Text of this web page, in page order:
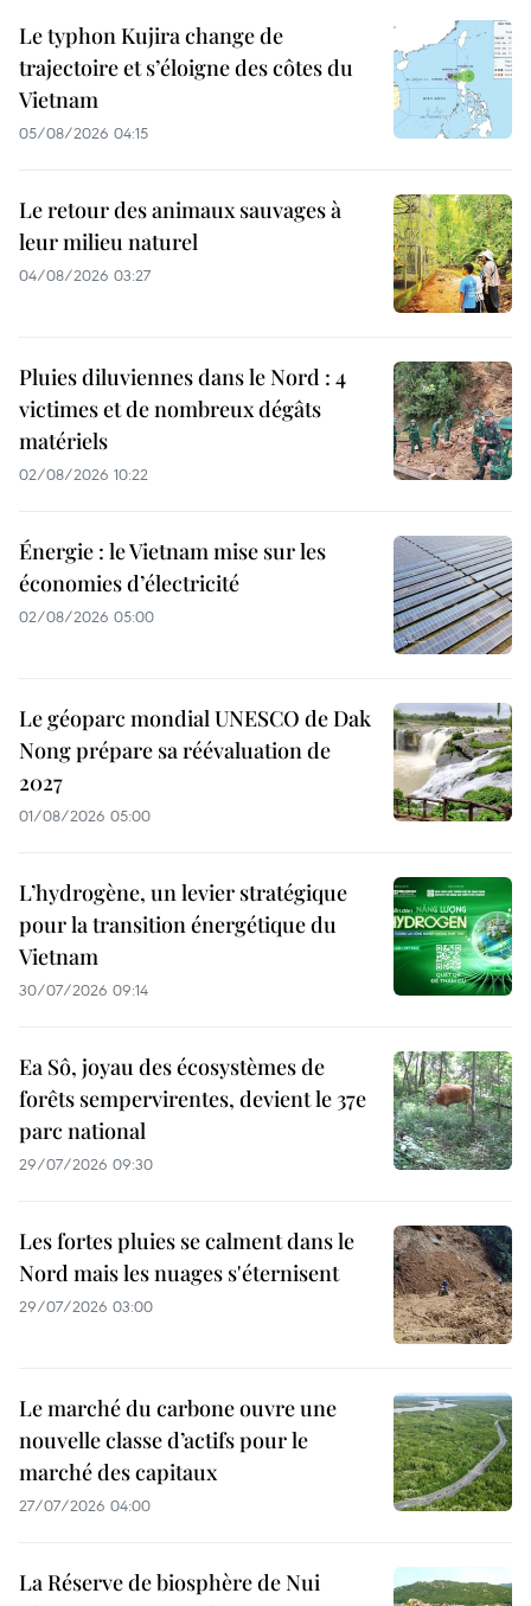
Le typhon Kujira change de
trajectoire et s’éloigne des côtes du
Vietnam
05/08/2026 04:15
Le retour des animaux sauvages à
leur milieu naturel
04/08/2026 03:27
Pluies diluviennes dans le Nord : 4
victimes et de nombreux dégâts
matériels
02/08/2026 10:22
Énergie : le Vietnam mise sur les
économies d’électricité
02/08/2026 05:00
Le géoparc mondial UNESCO de Dak
Nong prépare sa réévaluation de
2027
01/08/2026 05:00
L’hydrogène, un levier stratégique
pour la transition énergétique du
Vietnam
30/07/2026 09:14
Ea Sô, joyau des écosystèmes de
forêts sempervirentes, devient le 37e
parc national
29/07/2026 09:30
Les fortes pluies se calment dans le
Nord mais les nuages s'éternisent
29/07/2026 03:00
Le marché du carbone ouvre une
nouvelle classe d’actifs pour le
marché des capitaux
27/07/2026 04:00
La Réserve de biosphère de Nui